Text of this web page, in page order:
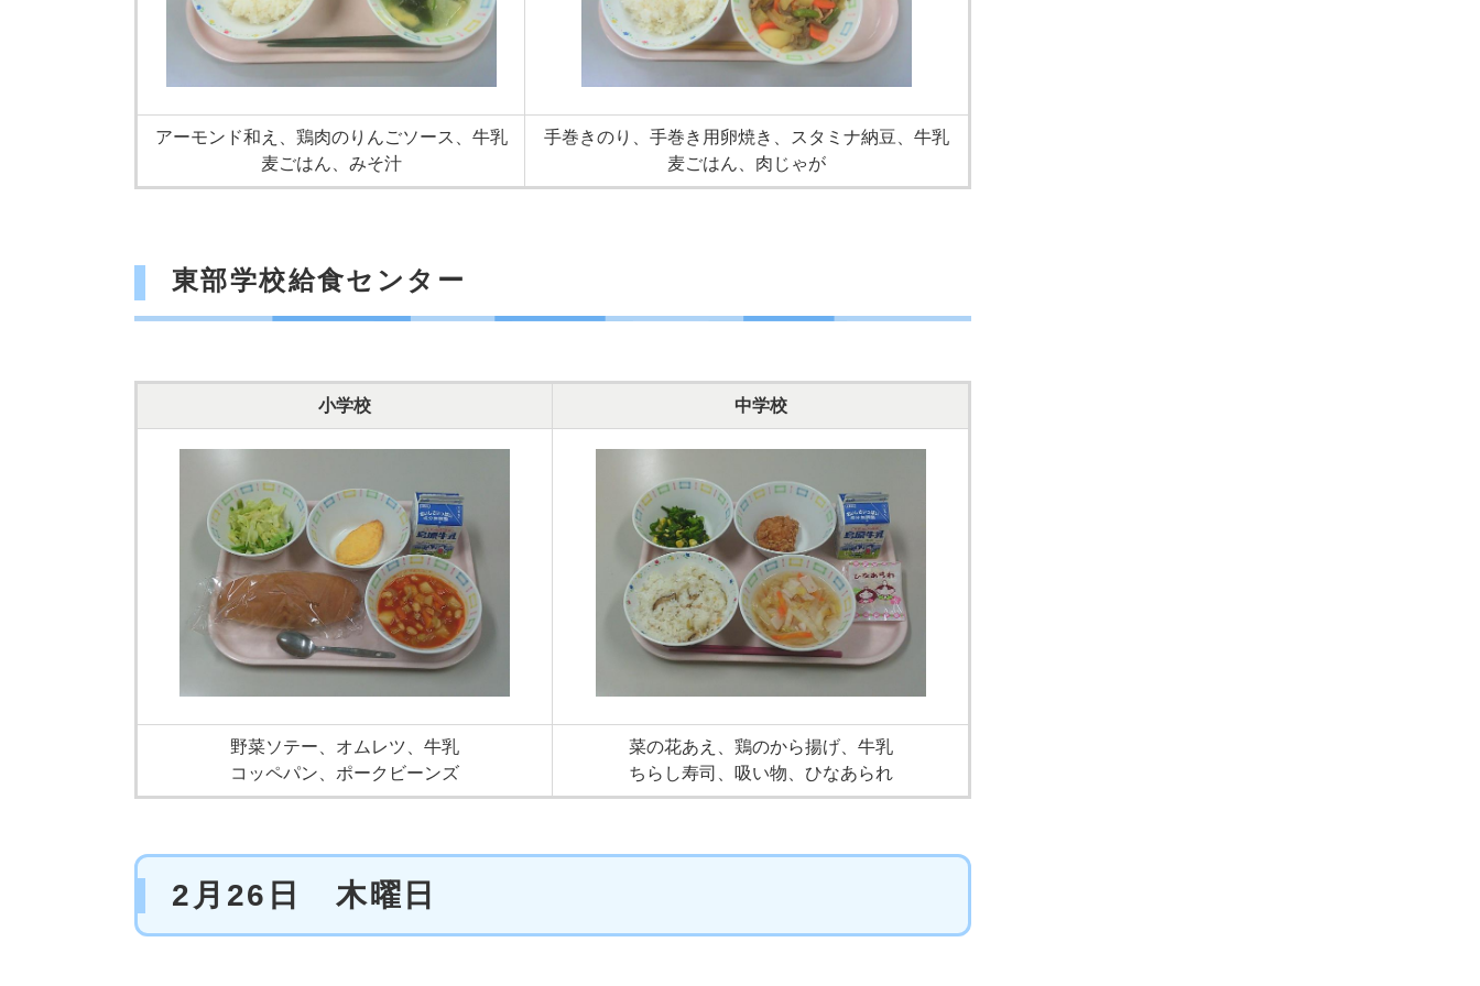
アーモンド和え、鶏肉のりんごソース、牛乳
麦ごはん、みそ汁
手巻きのり、手巻き用卵焼き、スタミナ納豆、牛乳
麦ごはん、肉じゃが
東部学校給食センター
小学校 中学校
野菜ソテー、オムレツ、牛乳
コッペパン、ポークビーンズ
菜の花あえ、鶏のから揚げ、牛乳
ちらし寿司、吸い物、ひなあられ
2月26日 木曜日